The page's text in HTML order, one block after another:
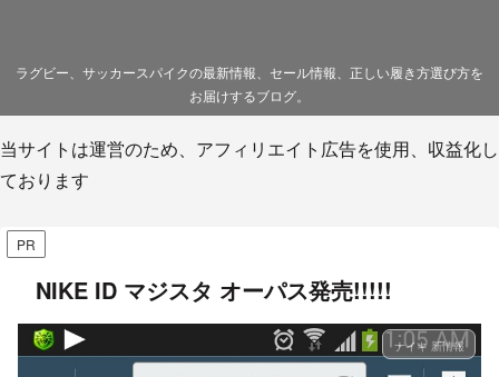
ラグビー、サッカースパイクの最新情報、セール情報、正しい履き方選び方を
お届けするブログ。
当サイトは運営のため、アフィリエイト広告を使用、収益化し
ております
PR
NIKE ID マジスタ オーパス発売!!!!!
ナイキ 新情報